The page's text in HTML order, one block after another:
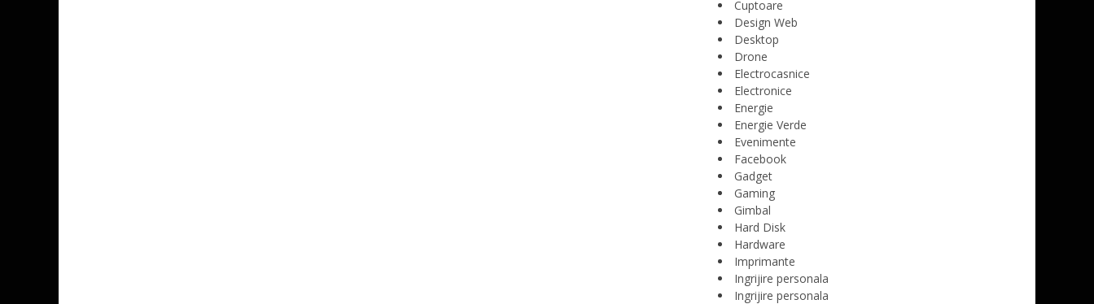
Cuptoare
Design Web
Desktop
Drone
Electrocasnice
Electronice
Energie
Energie Verde
Evenimente
Facebook
Gadget
Gaming
Gimbal
Hard Disk
Hardware
Imprimante
Ingrijire personala
Ingrijire personala